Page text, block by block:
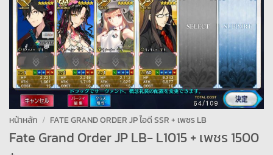
หน้าหลัก / FATE GRAND ORDER JP ไอดี SSR + เพชร LB
Fate Grand Order JP LB- L1015 + เพชร 1500